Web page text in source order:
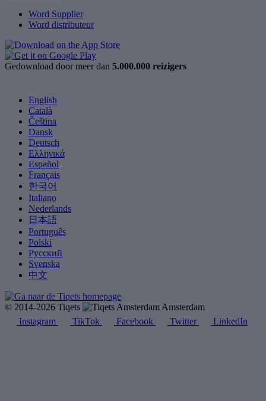
Word Supplier
Word distributeur
Gedownload door meer dan 5.000.000 reizigers
English
Català
Čeština
Dansk
Deutsch
Ελληνικά
Español
Français
한국어
Italiano
Nederlands
日本語
Português
Polski
Русский
Svenska
中文
© 2014-2026 Tiqets
Amsterdam
Instagram
TikTok Facebook Twitter LinkedIn